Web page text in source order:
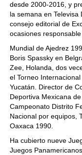
desde 2000-2016, y
la semana en
consejo editorial de
ocasiones
Mundial de Ajedrez
Boris Spassky en
Zee, Holanda, dos
el Torneo
Yucatán. Director de
Deportiva Mexicana
Campeonato Distrito
Nacional por equipos,
Oaxaca 1990.
Ha cubierto nueve
Juegos